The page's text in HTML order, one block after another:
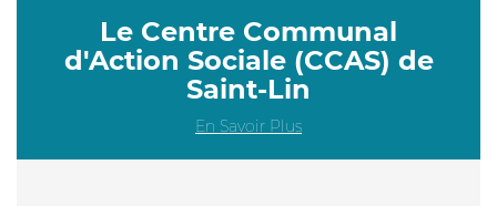
Le Centre Communal
d'Action Sociale (CCAS) de
Saint-Lin
En Savoir Plus